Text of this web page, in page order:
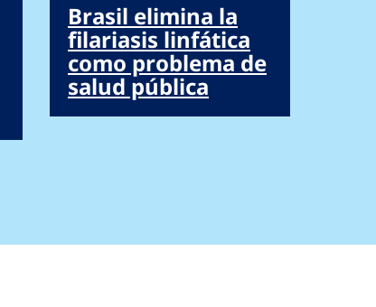
Brasil elimina la
filariasis linfática
como problema de
salud pública